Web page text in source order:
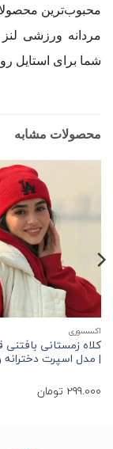
محبوب‌ترین
شما برای استایل
محصولات مشابه
اکسسوری
| مدل اسپرت دخترانه
299.000تومان